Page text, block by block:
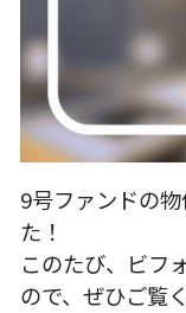
9号ファンドの
た！
このたび、ビフ
ので、ぜひご覧